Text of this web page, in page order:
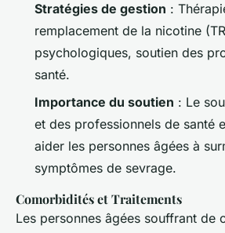
Stratégies de gestion :
remplacement de la nicotine
psychologiques, soutien des
santé.
Importance du soutien : Le
et des professionnels de santé
aider les personnes âgées à
symptômes de sevrage.
Comorbidités et Traitements
Les personnes âgées souffrant de